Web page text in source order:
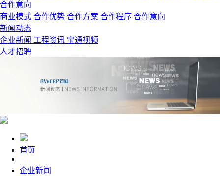
合作意向
商业模式 合作优势 合作方案 合作程序 合作意向
新闻动态
企业新闻 工程资讯 宝通视频
人才招聘
首页
企业新闻